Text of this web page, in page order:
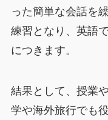
った簡単な会話を
練習となり、英語
につきます。
結果として、授業
学や海外旅行でも